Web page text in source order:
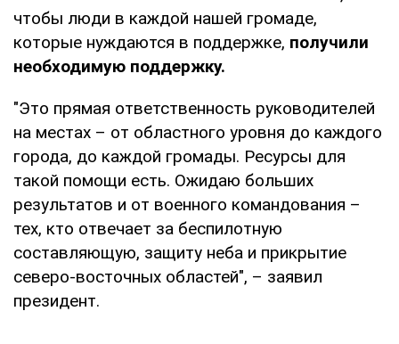
чтобы люди в каждой нашей громаде,
которые нуждаются в поддержке, получили
необходимую поддержку.
"Это прямая ответственность руководителей
на местах – от областного уровня до каждого
города, до каждой громады. Ресурсы для
такой помощи есть. Ожидаю больших
результатов и от военного командования –
тех, кто отвечает за беспилотную
составляющую, защиту неба и прикрытие
северо-восточных областей", – заявил
президент.